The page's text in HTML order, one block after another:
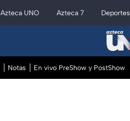
Azteca UNO Azteca 7 Deportes
Notas En vivo PreShow y PostShow